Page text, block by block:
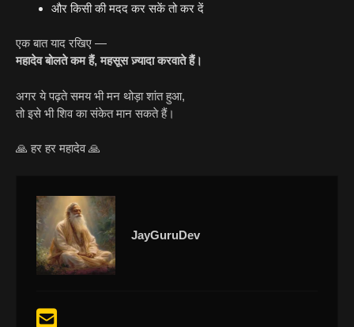
और किसी की मदद कर सकें तो कर दें
एक बात याद रखिए —
महादेव बोलते कम हैं, महसूस ज़्यादा करवाते हैं।
अगर ये पढ़ते समय भी मन थोड़ा शांत हुआ,
तो इसे भी शिव का संकेत मान सकते हैं।
🙏 हर हर महादेव 🙏
JayGuruDev